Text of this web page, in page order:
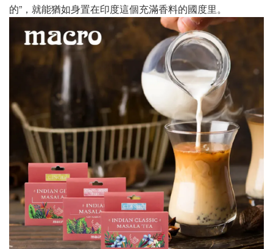
的”，就能猶如身置在印度這個充滿香料的國度里。